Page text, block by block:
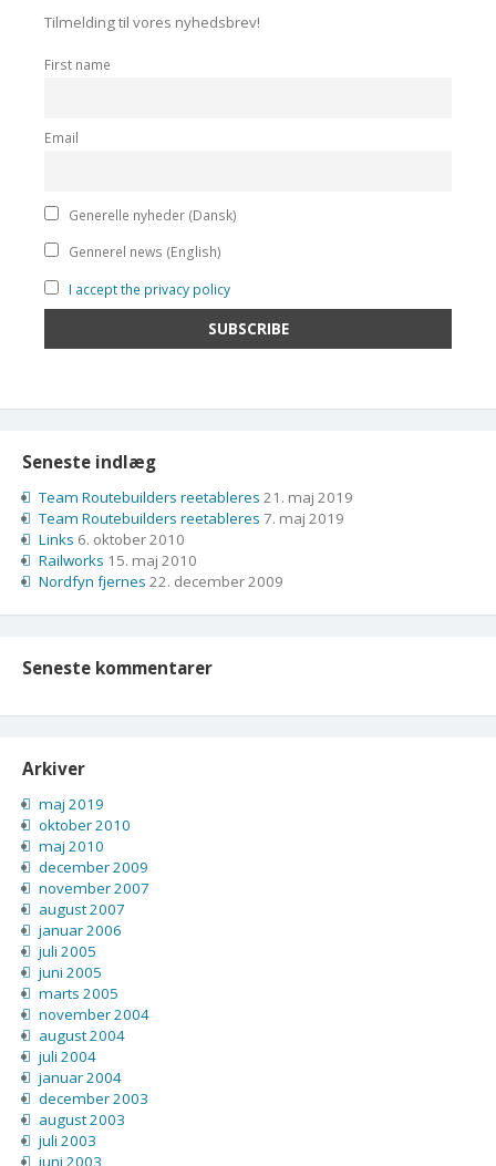
Tilmelding til vores nyhedsbrev!
First name
Email
Generelle nyheder (Dansk)
Gennerel news (English)
I accept the privacy policy
Seneste indlæg
Team Routebuilders reetableres 21. maj 2019
Team Routebuilders reetableres 7. maj 2019
Links 6. oktober 2010
Railworks 15. maj 2010
Nordfyn fjernes 22. december 2009
Seneste kommentarer
Arkiver
maj 2019
oktober 2010
maj 2010
december 2009
november 2007
august 2007
januar 2006
juli 2005
juni 2005
marts 2005
november 2004
august 2004
juli 2004
januar 2004
december 2003
august 2003
juli 2003
juni 2003